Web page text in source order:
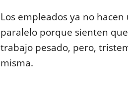
Los empleados ya no
paralelo porque sienten
trabajo pesado, pero,
misma.